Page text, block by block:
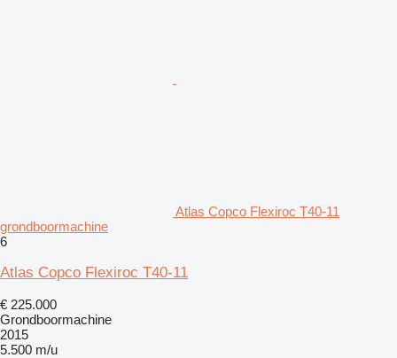
Atlas Copco Flexiroc T40-11
grondboormachine
6
Atlas Copco Flexiroc T40-11
€ 225.000
Grondboormachine
2015
5.500 m/u